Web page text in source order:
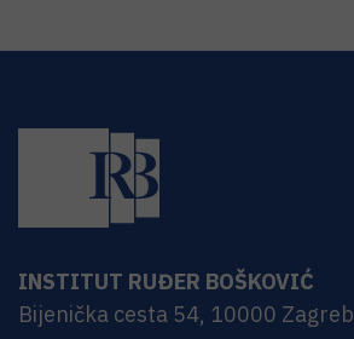
INSTITUT RUĐER BOŠKOVIĆ
Bijenička cesta 54, 10000 Zagreb